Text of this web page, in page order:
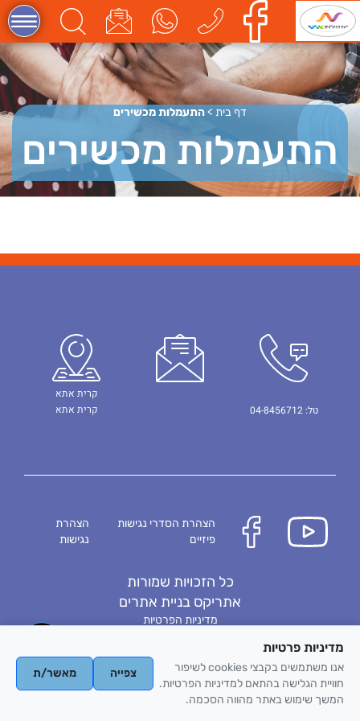
דף בית >התעמלות מכשירים
התעמלות מכשירים
טל: 04-8456712
קרית אתא
קרית אתא
הצהרת הסדרי נגישות
פיזיים
הצהרת
נגישות
כל הזכויות שמורות
אתריקס בניית אתרים
מדיניות הפרטיות
מדיניות פרטיות
אנו משתמשים בקבצי cookies לשיפור
חוויית הגלישה בהתאם למדיניות הפרטיות.
המשך שימוש באתר מהווה הסכמה.
צפייה מאשר/ת